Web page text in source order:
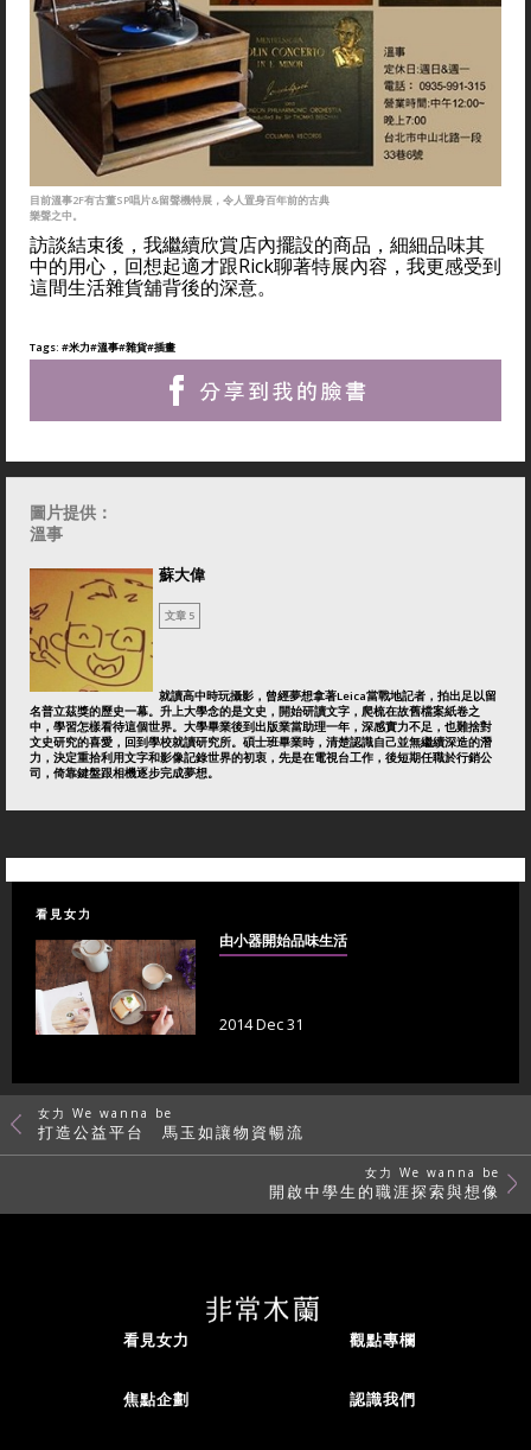
目前溫事2F有古董SP唱片&留聲機特展，令人置身百年前的古典
樂聲之中。
訪談結束後，我繼續欣賞店內擺設的商品，細細品味其
中的用心，回想起適才跟Rick聊著特展內容，我更感受到
這間生活雜貨舖背後的深意。
Tags: #米力#溫事#雜貨#插畫
圖片提供：
溫事
蘇大偉
文章 5
就讀高中時玩攝影，曾經夢想拿著Leica當戰地記者，拍出足以留
名普立茲獎的歷史一幕。升上大學念的是文史，開始研讀文字，爬梳在故舊檔案紙卷之
中，學習怎樣看待這個世界。大學畢業後到出版業當助理一年，深感實力不足，也難捨對
文史研究的喜愛，回到學校就讀研究所。碩士班畢業時，清楚認識自己並無繼續深造的潛
力，決定重拾利用文字和影像記錄世界的初衷，先是在電視台工作，後短期任職於行銷公
司，倚靠鍵盤跟相機逐步完成夢想。
看見女力
由小器開始品味生活
2014 Dec 31
女力 We wanna be
打造公益平台 馬玉如讓物資暢流
女力 We wanna be
開啟中學生的職涯探索與想像
看見女力 觀點專欄
焦點企劃 認識我們